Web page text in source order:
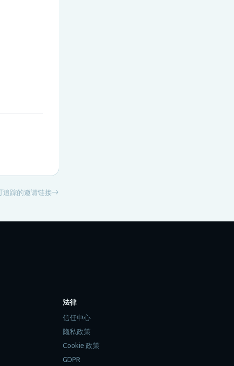
追踪的邀请链接
法律
信任中心
隐私政策
Cookie 政策
GDPR